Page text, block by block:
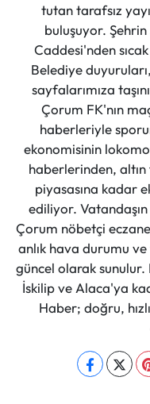
tutan tarafsız
buluşuyor.
Caddesi'nden
Belediye
sayfalarımıza
Çorum FK'nın
haberleriyle
ekonomisinin
haberlerinden, altın
piyasasına kadar
ediliyor. Vatandaşın
Çorum nöbetçi
anlık hava durumu
güncel olarak sunulur.
İskilip ve Alaca'ya
Haber; doğru,